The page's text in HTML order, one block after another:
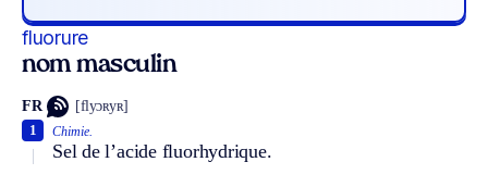
fluorure
nom masculin
FR [flyɔʀyʀ]
Chimie.
Sel de l’acide fluorhydrique.
1